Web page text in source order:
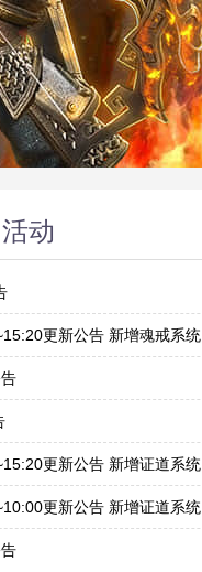
活动
更新公告 新增魂戒系统
更新公告 新增证道系统
更新公告 新增证道系统